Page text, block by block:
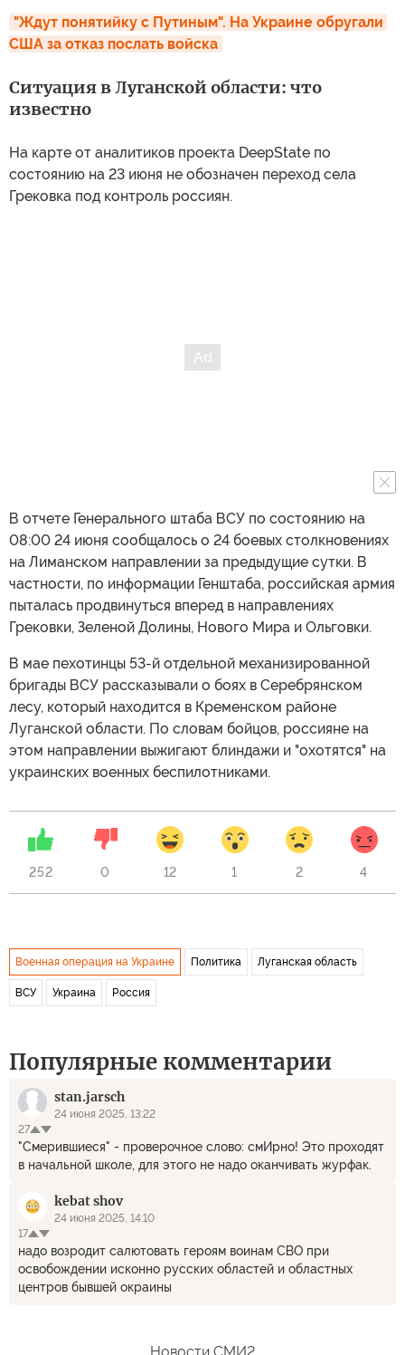
"Ждут понятийку с Путиным". На Украине обругали
США за отказ послать войска
Ситуация в Луганской области: что
известно
На карте от аналитиков проекта DeepState по
состоянию на 23 июня не обозначен переход села
Грековка под контроль россиян.
В отчете Генерального штаба ВСУ по состоянию на
08:00 24 июня сообщалось о 24 боевых столкновениях
на Лиманском направлении за предыдущие сутки. В
частности, по информации Генштаба, российская армия
пыталась продвинуться вперед в направлениях
Грековки, Зеленой Долины, Нового Мира и Ольговки.
В мае пехотинцы 53-й отдельной механизированной
бригады ВСУ рассказывали о боях в Серебрянском
лесу, который находится в Кременском районе
Луганской области. По словам бойцов, россияне на
этом направлении выжигают блиндажи и "охотятся" на
украинских военных беспилотниками.
252 0 12 1 2 4
Военная операция на Украине Политика Луганская область
ВСУ Украина Россия
Популярные комментарии
stan.jarsch
24 июня 2025, 13:22
27
"Смерившиеся" - проверочное слово: смИрно! Это проходят
в начальной школе, для этого не надо оканчивать журфак.
kebat shov
24 июня 2025, 14:10
17
надо возродит салютовать героям воинам СВО при
освобождении исконно русских областей и областных
центров бывшей окраины